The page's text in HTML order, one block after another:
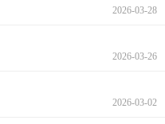
2026-03-28
2026-03-26
2026-03-02